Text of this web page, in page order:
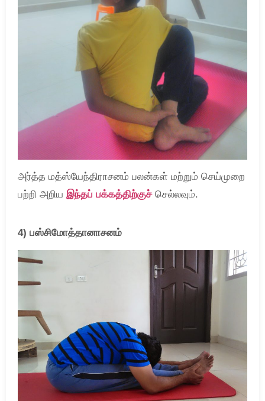
அர்த்த மத்ஸ்யேந்திராசனம் பலன்கள் மற்றும் செய்முறை
பற்றி அறிய இந்தப் பக்கத்திற்குச்செல்லவும்.
4) பஸ்சிமோத்தானாசனம்